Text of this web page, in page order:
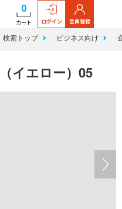
0
カート ログイン 会員登録
検索トップ ビジネス向け
イエロー）05